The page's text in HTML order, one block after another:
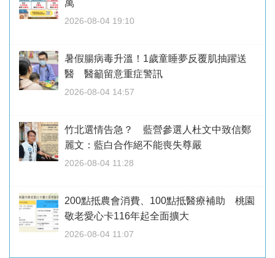
萬
2026-08-04 19:10
暑假腸病毒升溫！1歲童睡夢反覆肌抽躍送
醫 醫籲留意重症警訊
2026-08-04 14:57
竹北選情告急？ 藍營參選人杜文中致信鄭
麗文：藍白合作絕不能喪失尊嚴
2026-08-04 11:28
200點抵農會消費、100點抵醫療補助 桃園
敬老愛心卡116年起全面擴大
2026-08-04 11:07